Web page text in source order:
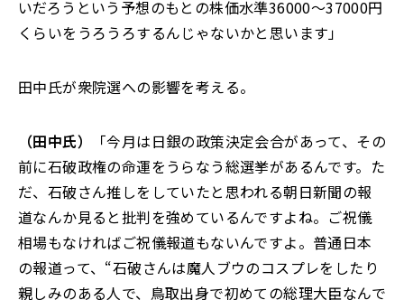
いだろうという予想のもとの株価水準36000～37000円
くらいをうろうろするんじゃないかと思います」
田中氏が衆院選への影響を考える。
（田中氏）
「今月は日銀の政策決定会合があって、その
前に石破政権の命運をうらなう総選挙があるんです。た
だ、石破さん推しをしていたと思われる朝日新聞の報
道なんか見ると批判を強めているんですよね。ご祝儀
相場もなければご祝儀報道もないんですよ。普通日本
の報道って、“石破さんは魔人ブウのコスプレをしたり
親しみのある人で、鳥取出身で初めての総理大臣なんで